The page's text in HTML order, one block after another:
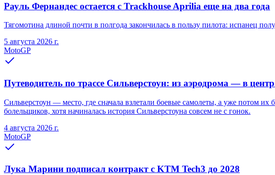
Рауль Фернандес остается с Trackhouse Aprilia еще на два года
Тягомотина длиной почти в полгода закончилась в пользу пилота: испанец
5 августа 2026 г.
MotoGP
Путеводитель по трассе Сильверстоун: из аэродрома — в
Сильверстоун — место, где сначала взлетали боевые самолеты, а уже потом
болельщиков, хотя начиналась история Сильверстоуна совсем не с гонок.
4 августа 2026 г.
MotoGP
Лука Марини подписал контракт с KTM Tech3 до 2028